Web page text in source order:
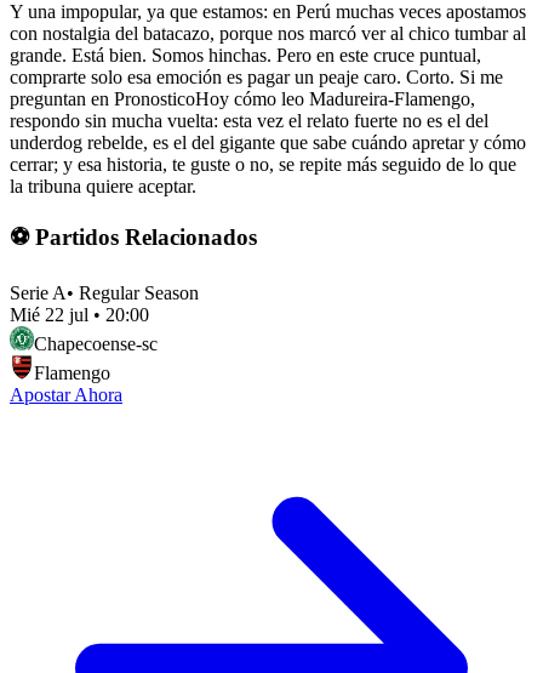
Y una impopular, ya que estamos: en Perú muchas veces apostamos
con nostalgia del batacazo, porque nos marcó ver al chico tumbar al
grande. Está bien. Somos hinchas. Pero en este cruce puntual,
comprarte solo esa emoción es pagar un peaje caro. Corto. Si me
preguntan en PronosticoHoy cómo leo Madureira-Flamengo,
respondo sin mucha vuelta: esta vez el relato fuerte no es el del
underdog rebelde, es el del gigante que sabe cuándo apretar y cómo
cerrar; y esa historia, te guste o no, se repite más seguido de lo que
la tribuna quiere aceptar.
⚽ Partidos Relacionados
Serie A• Regular Season
Mié 22 jul • 20:00
Chapecoense-sc
Flamengo
Apostar Ahora